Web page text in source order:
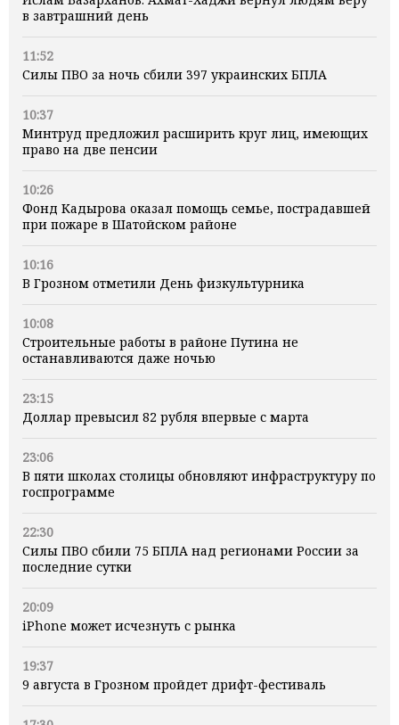
в завтрашний день
11:52
Силы ПВО за ночь сбили 397 украинских БПЛА
10:37
Минтруд предложил расширить круг лиц, имеющих
право на две пенсии
10:26
Фонд Кадырова оказал помощь семье, пострадавшей
при пожаре в Шатойском районе
10:16
В Грозном отметили День физкультурника
10:08
Строительные работы в районе Путина не
останавливаются даже ночью
23:15
Доллар превысил 82 рубля впервые с марта
23:06
В пяти школах столицы обновляют инфраструктуру по
госпрограмме
22:30
Силы ПВО сбили 75 БПЛА над регионами России за
последние сутки
20:09
iPhone может исчезнуть с рынка
19:37
9 августа в Грозном пройдет дрифт-фестиваль